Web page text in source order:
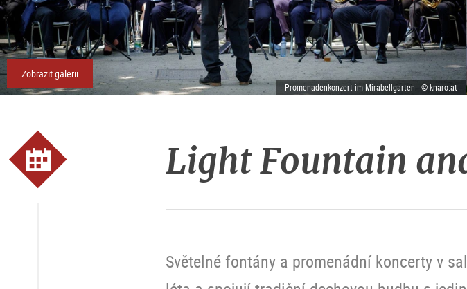
Promenadenkonzert im Mirabellgarten | © knaro.at
Zobrazit galerii
Light Fountain
Světelné fontány a promenádní koncerty v